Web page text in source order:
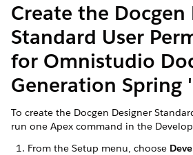
Create the Docgen
Standard User
for Omnistudio
Generation Spring
To create the Docgen Designer
run one Apex command in the
From the Setup menu, choose